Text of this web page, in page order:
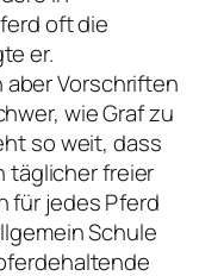
oft die
er.
Vorschriften
wie Graf zu
so weit, dass
täglicher freier
für jedes Pferd
Schule